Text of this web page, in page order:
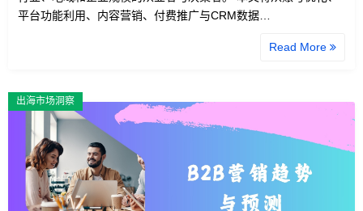
平台功能利用、内容营销、付费推广与CRM数据…
Read More
出海市场洞察